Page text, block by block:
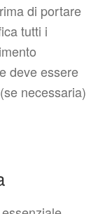
di portare
tutti i
deve essere
necessaria)